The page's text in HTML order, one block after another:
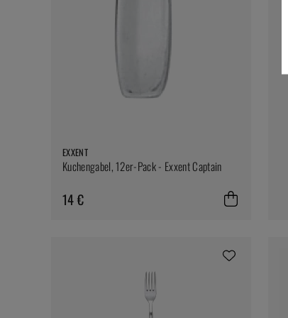
EXXENT
Kuchengabel, 12er-Pack - Exxent Captain
14 €